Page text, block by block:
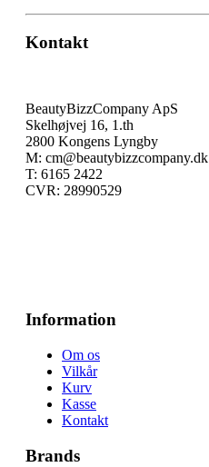
Kontakt
BeautyBizzCompany ApS
Skelhøjvej 16, 1.th
2800 Kongens Lyngby
M: cm@beautybizzcompany.dk
T: 6165 2422
CVR: 28990529
Information
Om os
Vilkår
Kurv
Kasse
Kontakt
Brands